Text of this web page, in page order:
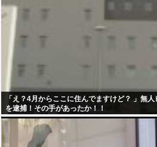
「え？4月からここに住んでますけど？ 」無
を逮捕！その手があったか！！